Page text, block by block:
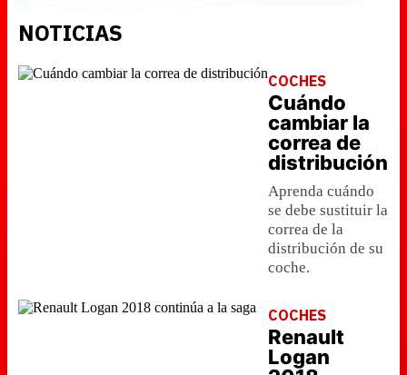
NOTICIAS
COCHES
Cuándo
cambiar la
correa de
distribución
Aprenda cuándo
se debe sustituir la
correa de la
distribución de su
coche.
COCHES
Renault
Logan